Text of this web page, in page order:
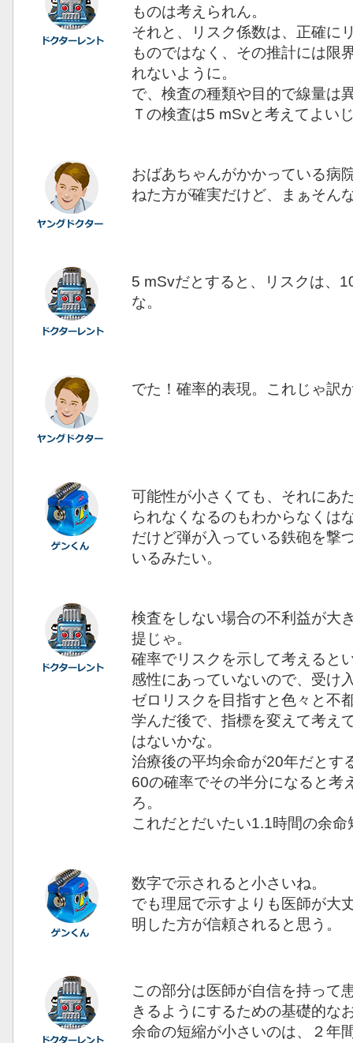
ものは考えられん。
それと、リスク係数は、正確に
ものではなく、その推計には限
れないように。
で、検査の種類や目的で線量は
Ｔの検査は5 mSvと考えてよい
おばあちゃんがかかっている病
ねた方が確実だけど、まぁそん
5 mSvだとすると、リスクは、
な。
でた！確率的表現。これじゃ訳
可能性が小さくても、それにあ
られなくなるのもわからなくは
だけど弾が入っている鉄砲を撃
いるみたい。
検査をしない場合の不利益が大
提じゃ。
確率でリスクを示して考えると
感性にあっていないので、受け
ゼロリスクを目指すと色々と不
学んだ後で、指標を変えて考え
はないかな。
治療後の平均余命が20年だとす
60の確率でその半分になると考
ろ。
これだとだいたい1.1時間の余命
数字で示されると小さいね。
でも理屈で示すよりも医師が大
明した方が信頼されると思う。
この部分は医師が自信を持って
きるようにするための基礎的な
余命の短縮が小さいのは、２年